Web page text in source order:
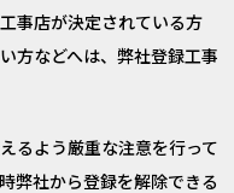
事店が決定されている方
方などへは、弊社登録工事
るよう厳重な注意を行って
弊社から登録を解除できる